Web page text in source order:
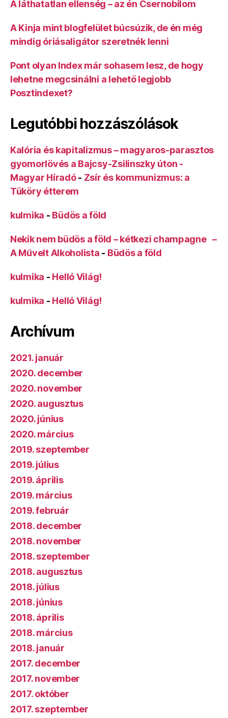
A láthatatlan ellenség – az én Csernobilom
A Kinja mint blogfelület búcsúzik, de én még
mindig óriásaligátor szeretnék lenni
Pont olyan Index már sohasem lesz, de hogy
lehetne megcsinálni a lehető legjobb
Posztindexet?
Legutóbbi hozzászólások
Kalória és kapitalizmus – magyaros-parasztos
gyomorlövés a Bajcsy-Zsilinszky úton -
Magyar Híradó- Zsír és kommunizmus: a
Tüköry étterem
kulmika - Büdös a föld
Nekik nem büdös a föld – kétkezi champagne –
A Művelt Alkoholista - Büdös a föld
kulmika - Helló Világ!
kulmika - Helló Világ!
Archívum
2021. január
2020. december
2020. november
2020. augusztus
2020. június
2020. március
2019. szeptember
2019. július
2019. április
2019. március
2019. február
2018. december
2018. november
2018. szeptember
2018. augusztus
2018. július
2018. június
2018. április
2018. március
2018. január
2017. december
2017. november
2017. október
2017. szeptember